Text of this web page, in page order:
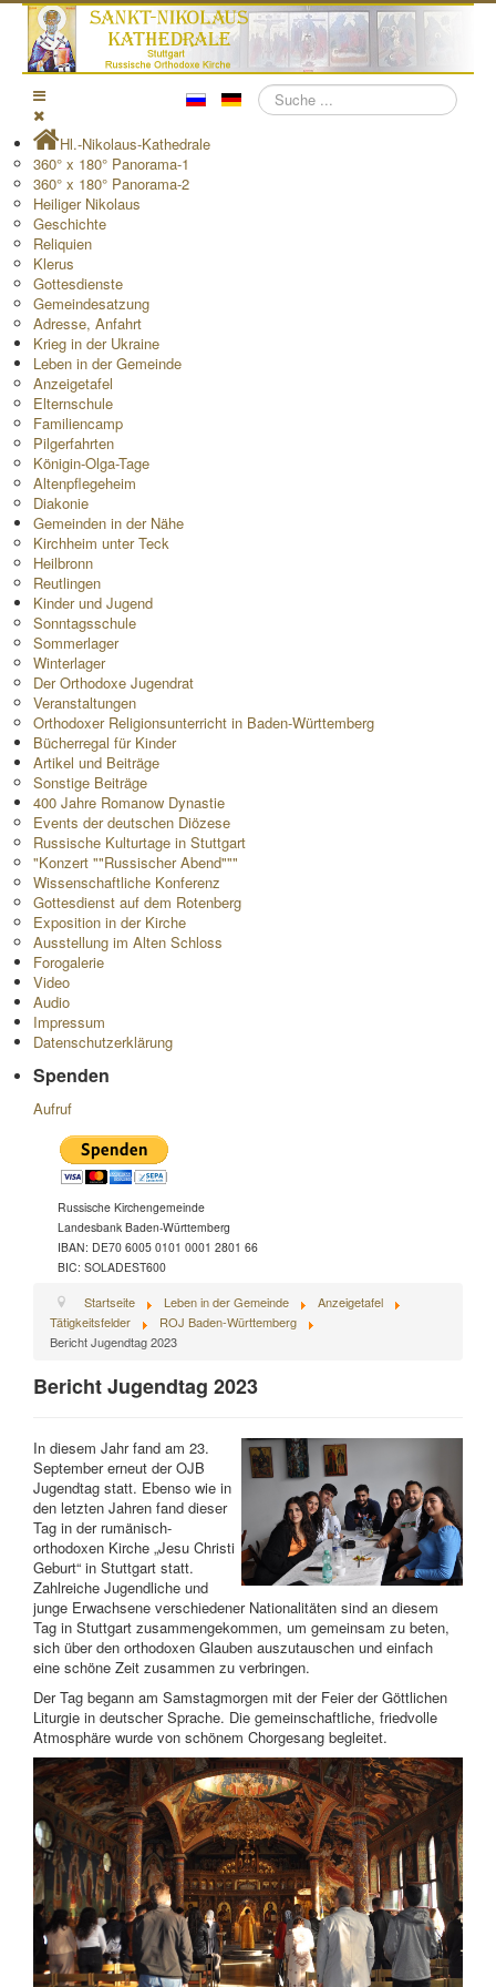
Suchen
Hl.-Nikolaus-Kathedrale
360° x 180° Panorama-1
360° x 180° Panorama-2
Heiliger Nikolaus
Geschichte
Reliquien
Klerus
Gottesdienste
Gemeindesatzung
Adresse, Anfahrt
Krieg in der Ukraine
Leben in der Gemeinde
Anzeigetafel
Elternschule
Familiencamp
Pilgerfahrten
Königin-Olga-Tage
Altenpflegeheim
Diakonie
Gemeinden in der Nähe
Kirchheim unter Teck
Heilbronn
Reutlingen
Kinder und Jugend
Sonntagsschule
Sommerlager
Winterlager
Der Orthodoxe Jugendrat
Veranstaltungen
Orthodoxer Religionsunterricht in Baden-Württemberg
Bücherregal für Kinder
Artikel und Beiträge
Sonstige Beiträge
400 Jahre Romanow Dynastie
Events der deutschen Diözese
Russische Kulturtage in Stuttgart
"Konzert ""Russischer Abend"""
Wissenschaftliche Konferenz
Gottesdienst auf dem Rotenberg
Exposition in der Kirche
Ausstellung im Alten Schloss
Forogalerie
Video
Audio
Impressum
Datenschutzerklärung
Spenden
Aufruf
Russische Kirchengemeinde
Landesbank Baden-Württemberg
IBAN: DE70 6005 0101 0001 2801 66
BIC: SOLADEST600
Startseite Leben in der Gemeinde
Anzeigetafel
Tätigkeitsfelder
ROJ Baden-Württemberg
Bericht Jugendtag 2023
Bericht Jugendtag 2023
In diesem Jahr fand am 23.
September erneut der OJB
Jugendtag statt. Ebenso wie in
den letzten Jahren fand dieser
Tag in der rumänisch-
orthodoxen Kirche „Jesu Christi
Geburt“ in Stuttgart statt.
Zahlreiche Jugendliche und
junge Erwachsene verschiedener Nationalitäten sind an diesem
Tag in Stuttgart zusammengekommen, um gemeinsam zu beten,
sich über den orthodoxen Glauben auszutauschen und einfach
eine schöne Zeit zusammen zu verbringen.
Der Tag begann am Samstagmorgen mit der Feier der Göttlichen
Liturgie in deutscher Sprache. Die gemeinschaftliche, friedvolle
Atmosphäre wurde von schönem Chorgesang begleitet.